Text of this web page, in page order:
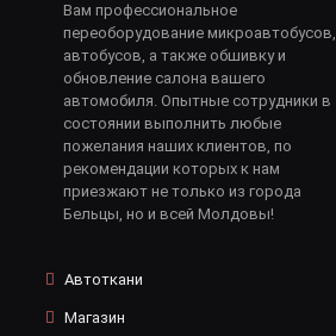
Вам профессиональное
переоборудование микроавтобусов,
автобусов, а также обшивку и
обновление салона вашего
автомобиля. Опытные сотрудники в
состоянии выполнить любые
пожелания наших клиентов, по
рекомендации которых к нам
приезжают не только из города
Бельцы, но и всей Молдовы!
Автоткани
Магазин